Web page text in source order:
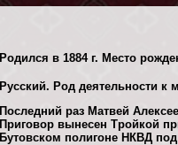
Родился в 1884 г. Место
Русский. Род деятельности
Последний раз Матвей
Приговор вынесен Тройкой
Бутовском полигоне НКВД